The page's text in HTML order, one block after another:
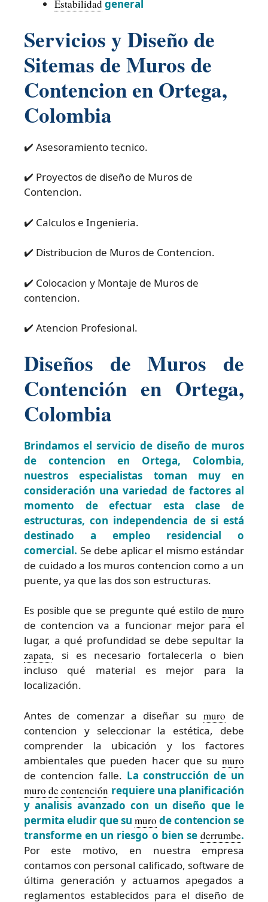
Estabilidad general
Servicios y Diseño de
Sitemas de Muros de
Contencion en Ortega,
Colombia
✔️ Asesoramiento tecnico.
✔️ Proyectos de diseño de Muros de
Contencion.
✔️ Calculos e Ingenieria.
✔️ Distribucion de Muros de Contencion.
✔️ Colocacion y Montaje de Muros de
contencion.
✔️ Atencion Profesional.
Diseños de Muros de
Contención en Ortega,
Colombia
Brindamos el servicio de diseño de muros
de contencion en Ortega, Colombia,
nuestros especialistas toman muy en
consideración una variedad de factores al
momento de efectuar esta clase de
estructuras, con independencia de si está
destinado a empleo residencial o
comercial. Se debe aplicar el mismo estándar
de cuidado a los muros contencion como a un
puente, ya que las dos son estructuras.
Es posible que se pregunte qué estilo de muro
de contencion va a funcionar mejor para el
lugar, a qué profundidad se debe sepultar la
zapata, si es necesario fortalecerla o bien
incluso qué material es mejor para la
localización.
Antes de comenzar a diseñar sumuro de
contencion y seleccionar la estética, debe
comprender la ubicación y los factores
ambientales que pueden hacer que su muro
de contencion falle. La construcción de un
muro de contención requiere una planificación
y analisis avanzado con un diseño que le
permita eludir que su muro de contencion se
transforme en un riesgo o bien se derrumbe.
Por este motivo, en nuestra empresa
contamos con personal calificado, software de
última generación y actuamos apegados a
reglamentos establecidos para el diseño de